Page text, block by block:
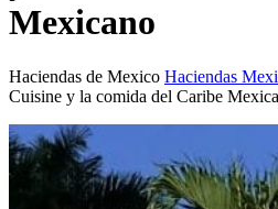
Mexicano
Haciendas de Mexico Haciendas
Cuisine y la comida del Caribe